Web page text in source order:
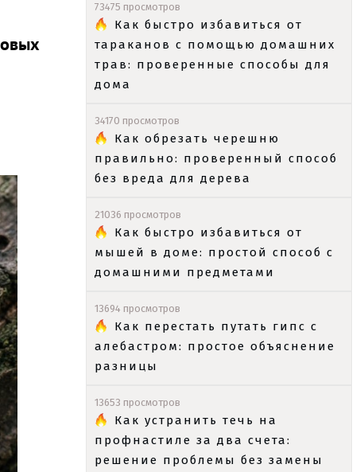
73475 просмотров
Как быстро избавиться от
тараканов с помощью домашних
трав: проверенные способы для
дома
34170 просмотров
Как обрезать черешню
правильно: проверенный способ
без вреда для дерева
21036 просмотров
Как быстро избавиться от
мышей в доме: простой способ с
домашними предметами
13694 просмотров
Как перестать путать гипс с
алебастром: простое объяснение
разницы
13653 просмотров
Как устранить течь на
профнастиле за два счета:
решение проблемы без замены